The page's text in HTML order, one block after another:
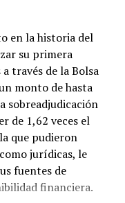
de la
que combina
liderará la
técnica y
continúe siendo de
que este
para el
en la historia del
su primera
través de la Bolsa
monto de hasta
sobreadjudicación
de 1,62 veces el
que pudieron
jurídicas, le
fuentes de
financiera.